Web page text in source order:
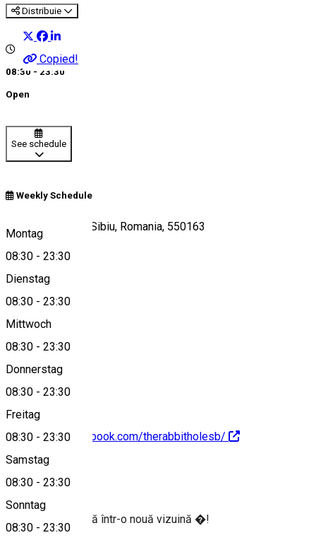
Distribuie
Copied!
08:30 - 23:30
Open
See schedule
Weekly Schedule
Montag
08:30 - 23:30
Dienstag
08:30 - 23:30
Mittwoch
08:30 - 23:30
Donnerstag
08:30 - 23:30
Freitag
08:30 - 23:30
Samstag
08:30 - 23:30
Sonntag
08:30 - 23:30
Piata Mare nr.11, Sibiu, Romania, 550163
View on map
https://www.facebook.com/therabbitholesb/
About
Povestea continuă într-o nouă vizuină �!